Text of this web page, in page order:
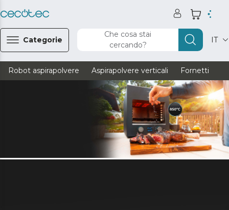
Categorie
Che cosa stai
cercando?
IT
Robot aspirapolvere Aspirapolvere verticali Fornetti